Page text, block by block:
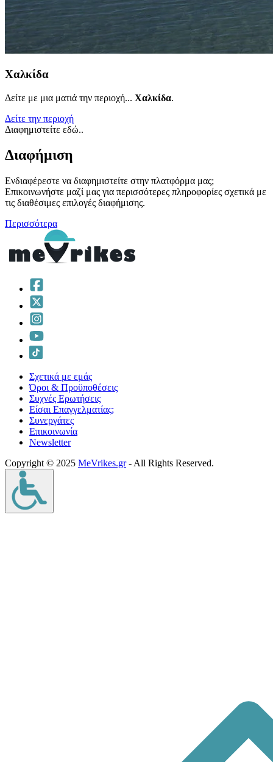
Χαλκίδα
Δείτε με μια ματιά την περιοχή... Χαλκίδα.
Δείτε την περιοχή
Διαφημιστείτε εδώ..
Διαφήμιση
Ενδιαφέρεστε να διαφημιστείτε στην πλατφόρμα μας;
Επικοινωνήστε μαζί μας για περισσότερες πληροφορίες σχετικά με
τις διαθέσιμες επιλογές διαφήμισης.
Περισσότερα
Σχετικά με εμάς
Όροι & Προϋποθέσεις
Συχνές Ερωτήσεις
Είσαι Επαγγελματίας;
Συνεργάτες
Επικοινωνία
Νewsletter
Copyright © 2025 MeVrikes.gr- All Rights Reserved.